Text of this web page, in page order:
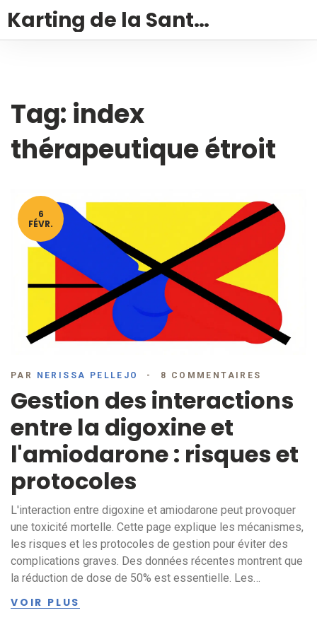
Karting de la Santé – Montalivet
Tag: index
thérapeutique étroit
6
FÉVR.
PAR NERISSA PELLEJO 8 COMMENTAIRES
Gestion des interactions
entre la digoxine et
l'amiodarone : risques et
protocoles
L'interaction entre digoxine et amiodarone peut provoquer
une toxicité mortelle. Cette page explique les mécanismes,
les risques et les protocoles de gestion pour éviter des
complications graves. Des données récentes montrent que
la réduction de dose de 50% est essentielle. Les
sériques et adapter la dose selon la fonction rénale.
VOIR PLUS